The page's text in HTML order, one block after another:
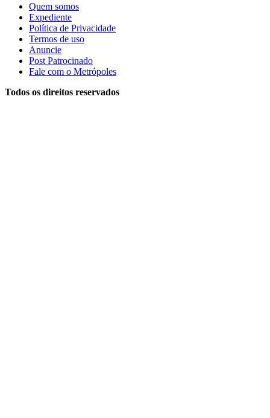
Quem somos
Expediente
Política de Privacidade
Termos de uso
Anuncie
Post Patrocinado
Fale com o Metrópoles
Todos os direitos reservados